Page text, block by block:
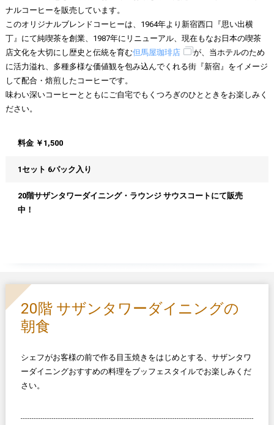
ナルコーヒーを販売しています。
このオリジナルブレンドコーヒーは、1964年より新宿西口『思い出横
丁』にて純喫茶を創業、1987年にリニューアル、現在もなお日本の喫茶
店文化を大切にし歴史と伝統を育む但馬屋珈琲店
が、当ホテルのため
に活力溢れ、多種多様な価値観を包み込んでくれる街『新宿』をイメージ
して配合・焙煎したコーヒーです。
味わい深いコーヒーとともにご自宅でもくつろぎのひとときをお楽しみく
ださい。
料金 ￥1,500
1セット 6パック入り
20階サザンタワーダイニング・ラウンジ サウスコートにて販売
中！
20階 サザンタワーダイニングの
朝食
シェフがお客様の前で作る目玉焼きをはじめとする、サザンタワ
ーダイニングおすすめの料理をブッフェスタイルでお楽しみくだ
さい。